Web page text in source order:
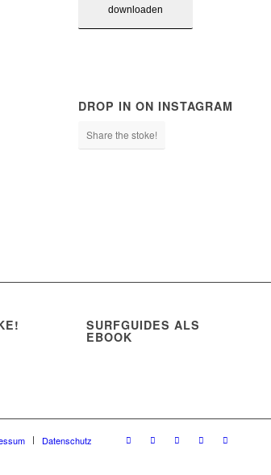
DROP IN ON INSTAGRAM
Share the stoke!
SURFGUIDES ALS
EBOOK
Datenschutz